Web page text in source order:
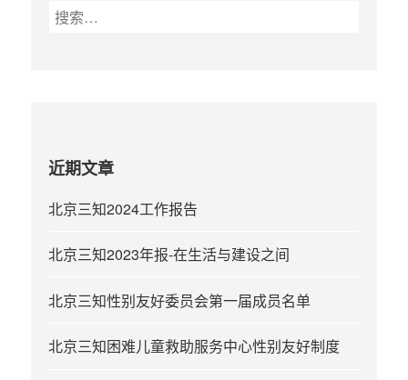
搜
近期文章
北京三知2024工作报告
北京三知2023年报-在生活与建设之间
北京三知性别友好委员会第一届成员名单
北京三知困难儿童救助服务中心性别友好制度